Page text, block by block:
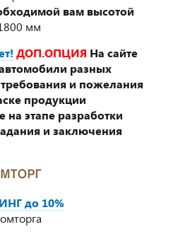
вам высотой
мм
ДОП.ОПЦИЯ На сайте
разных
требования и пожелания
продукции
на этапе разработки
и заключения
до 10%